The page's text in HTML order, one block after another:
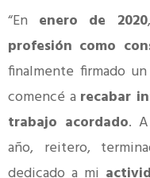
“En enero de 2020
profesión como
finalmente firmado
comencé a recabar
trabajo acordado.
año, reitero,